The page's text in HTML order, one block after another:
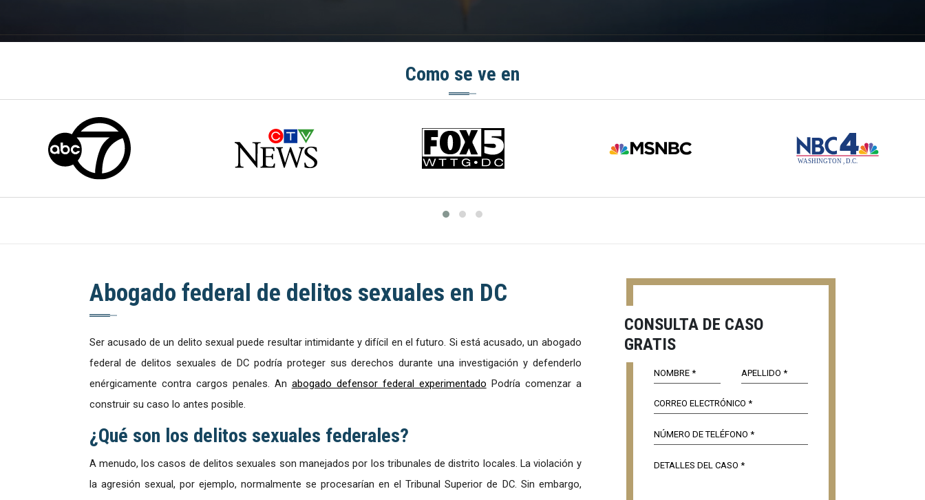
Como se ve en
Abogado federal de delitos sexuales en DC
Ser acusado de un delito sexual puede resultar intimidante y difícil en el futuro. Si está acusado, un abogado
federal de delitos sexuales de DC podría proteger sus derechos durante una investigación y defenderlo
enérgicamente contra cargos penales. An abogado defensor federal experimentado Podría comenzar a
construir su caso lo antes posible.
¿Qué son los delitos sexuales federales?
A menudo, los casos de delitos sexuales son manejados por los tribunales de distrito locales. La violación y
la agresión sexual, por ejemplo, normalmente se procesarían en el Tribunal Superior de DC. Sin embargo,
CONSULTA DE CASO
GRATIS